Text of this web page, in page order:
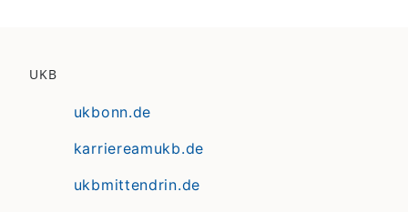
UKB
ukbonn.de
karriereamukb.de
ukbmittendrin.de